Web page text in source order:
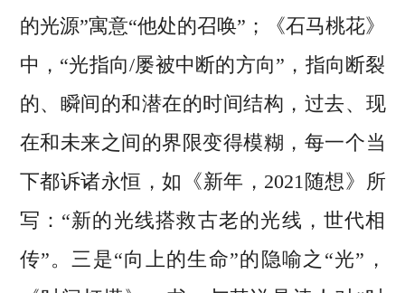
的光源”寓意“他处的召唤”；《石马桃花》
中，“光指向/屡被中断的方向”，指向断裂
的、瞬间的和潜在的时间结构，过去、现
在和未来之间的界限变得模糊，每一个当
下都诉诸永恒，如《新年，2021随想》所
写：“新的光线搭救古老的光线，世代相
传”。三是“向上的生命”的隐喻之“光”，